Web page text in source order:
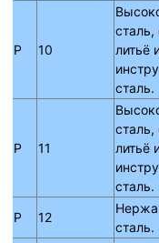
P 10
сталь,
литьё
сталь.
P 11
сталь,
литьё
сталь.
P 12
сталь.